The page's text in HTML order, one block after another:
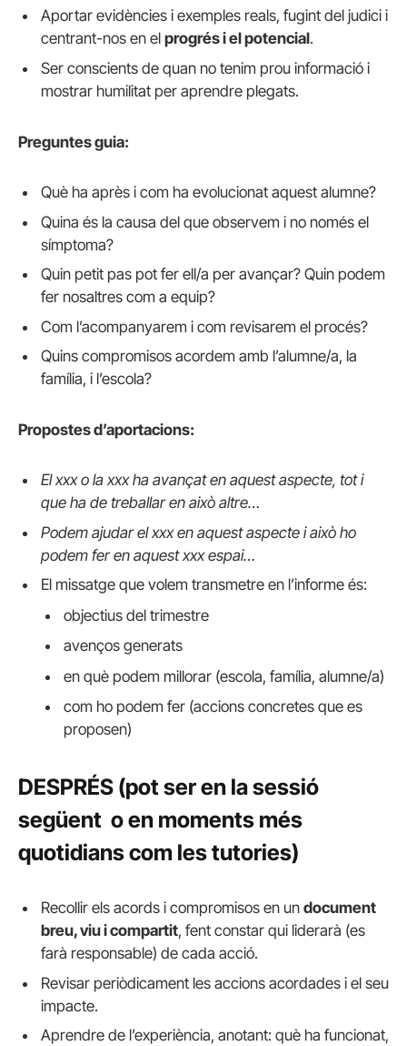
Aportar evidències i exemples reals, fugint del judici i
centrant-nos en el progrés i el potencial.
Ser conscients de quan no tenim prou informació i
mostrar humilitat per aprendre plegats.
Preguntes guia:
Què ha après i com ha evolucionat aquest alumne?
Quina és la causa del que observem i no només el
símptoma?
Quin petit pas pot fer ell/a per avançar? Quin podem
fer nosaltres com a equip?
Com l’acompanyarem i com revisarem el procés?
Quins compromisos acordem amb l’alumne/a, la
família, i l’escola?
Propostes d’aportacions:
El xxx o la xxx ha avançat en aquest aspecte, tot i
que ha de treballar en això altre…
Podem ajudar el xxx en aquest aspecte i això ho
podem fer en aquest xxx espai…
El missatge que volem transmetre en l’informe és:
objectius del trimestre
avenços generats
en què podem millorar (escola, família, alumne/a)
com ho podem fer (accions concretes que es
proposen)
DESPRÉS (pot ser en la sessió
següent o en moments més
quotidians com les tutories)
Recollir els acords i compromisos en un document
breu, viu i compartit, fent constar qui liderarà (es
farà responsable) de cada acció.
Revisar periòdicament les accions acordades i el seu
impacte.
Aprendre de l’experiència, anotant: què ha funcionat,